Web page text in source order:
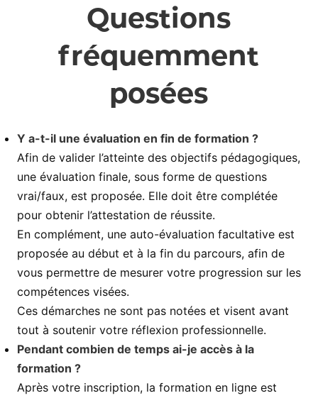
Questions
fréquemment
posées
Y a-t-il une évaluation en fin de formation ?
Afin de valider l’atteinte des objectifs pédagogiques,
une évaluation finale, sous forme de questions
vrai/faux, est proposée. Elle doit être complétée
pour obtenir l’attestation de réussite.
En complément, une auto-évaluation facultative est
proposée au début et à la fin du parcours, afin de
vous permettre de mesurer votre progression sur les
compétences visées.
Ces démarches ne sont pas notées et visent avant
tout à soutenir votre réflexion professionnelle.
Pendant combien de temps ai-je accès à la
formation ?
Après votre inscription, la formation en ligne est